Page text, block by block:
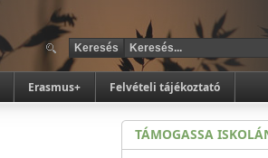
Erasmus+ Felvételi tájékoztató
TÁMOGASSA